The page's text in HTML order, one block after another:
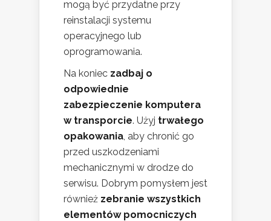
mogą być przydatne przy
reinstalacji systemu
operacyjnego lub
oprogramowania.
Na koniec zadbaj o
odpowiednie
zabezpieczenie komputera
w transporcie. Użyj trwałego
opakowania, aby chronić go
przed uszkodzeniami
mechanicznymi w drodze do
serwisu. Dobrym pomysłem jest
również zebranie wszystkich
elementów pomocniczych